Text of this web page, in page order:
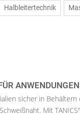
Halbleitertechnik
sicher in
Mit